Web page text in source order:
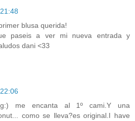
blusa querida!
paseis a ver mi nueva entrada y
dani <33
me encanta al 1º cami.Y una
como se lleva?es original.I have